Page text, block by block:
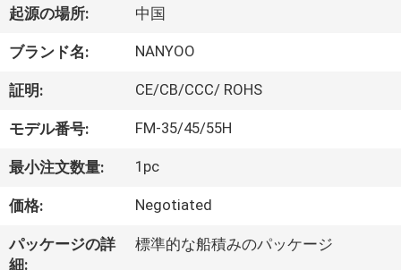
ロ
ダ
ク
ト
達
に
ー.
2021
ventilationductfan.com.
Rights
Reserved.
起源の場所: 中国
ブランド名: NANYOO
証明: CE/CB/CCC/ ROHS
モデル番号: FM-35/45/55H
最小注文数量: 1pc
価格: Negotiated
パッケージの詳
細:
標準的な船積みのパッケージ